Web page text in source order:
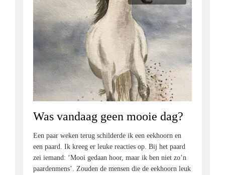
Was vandaag geen mooie dag?
Een paar weken terug schilderde ik een eekhoorn en
een paard. Ik kreeg er leuke reacties op. Bij het paard
zei iemand: ‘Mooi gedaan hoor, maar ik ben niet zo’n
paardenmens’. Zouden de mensen die de eekhoorn leuk